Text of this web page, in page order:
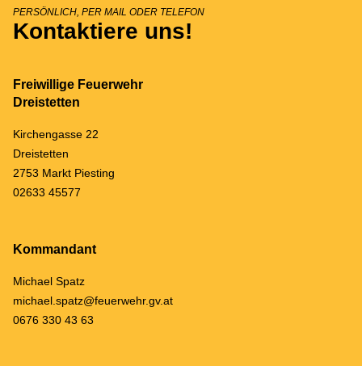
PERSÖNLICH, PER MAIL ODER TELEFON
Kontaktiere uns!
Freiwillige Feuerwehr
Dreistetten
Kirchengasse 22
Dreistetten
2753 Markt Piesting
02633 45577
Kommandant
Michael Spatz
michael.spatz@feuerwehr.gv.at
0676 330 43 63